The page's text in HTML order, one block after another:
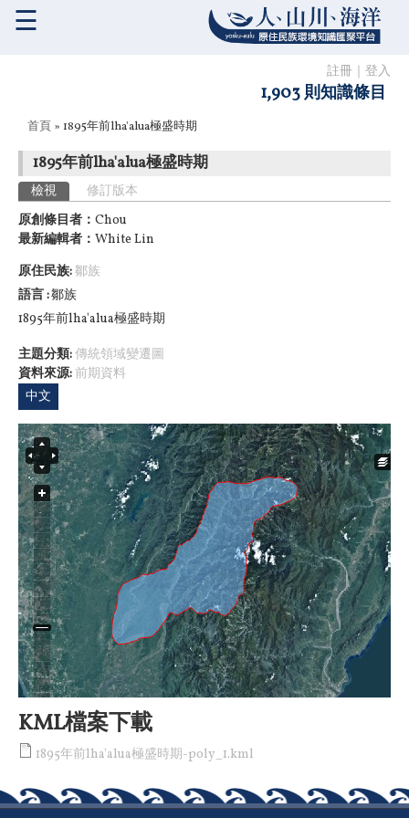
註冊 登入
1,903 則知識條目
☰
您在這裡
首頁 » 1895年前lha'alua極盛時期
1895年前lha'alua極盛時期
主要索引標籤
檢視 (作用中頁籤)
修訂版本
原創條目者： Chou
最新編輯者： White Lin
原住民族:鄒族
語言 鄒族
1895年前lha'alua極盛時期
主題分類:傳統領域變遷圖
資料來源:前期資料
中文
KML檔案下載
1895年前lha'alua極盛時期-poly_1.kml